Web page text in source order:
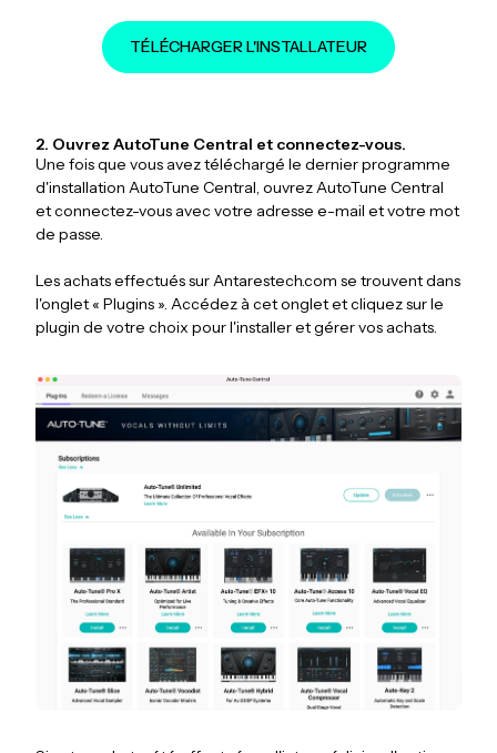
TÉLÉCHARGER L'INSTALLATEUR
2. Ouvrez AutoTune Central et connectez-vous.
Une fois que vous avez téléchargé le dernier programme
d'installation AutoTune Central, ouvrez AutoTune Central
et connectez-vous avec votre adresse e-mail et votre mot
de passe.
Les achats effectués sur Antarestech.com se trouvent dans
l'onglet « Plugins ». Accédez à cet onglet et cliquez sur le
plugin de votre choix pour l'installer et gérer vos achats.